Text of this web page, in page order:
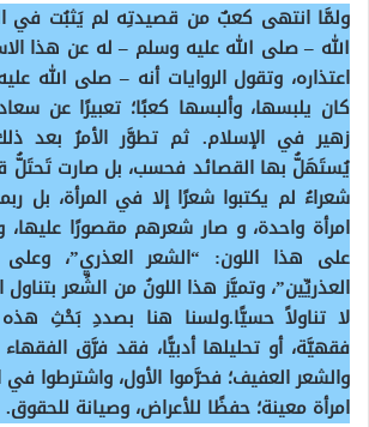
ولمَّا انتهى كعبٌ من قصيدتِه لم يَثبُت في
الله – صلى الله عليه وسلم – له عن هذا
اعتذاره، وتقول الروايات أنه – صلى الله
كان يلبسها، وألبسها كعبًا؛ تعبيرًا عن
زهير في الإسلام. ثم تطوَّر الأمرُ بعد
يُستَهَلُّ بها القصائد فحسب، بل صارت تَحتَلُّ
شعراءُ لم يكتبوا شعرًا إلا في المرأة، بل
امرأة واحدة، و صار شعرهم مقصورًا عليها،
على هذا اللون: “الشعر العذري”، وعلى
العذريِّين”، وتميَّز هذا اللونُ من الشِّعر بتناول
لا تناولاً حسيًّا.ولسنا هنا بصددِ بَحْثِ
فقهيَّة، أو تحليلها أدبيًّا، فقد فرَّق
والشعر العفيف؛ فحرَّموا الأول، واشترطوا
امرأة معينة؛ حفظًا للأعراض، وصيانة للحقوق.